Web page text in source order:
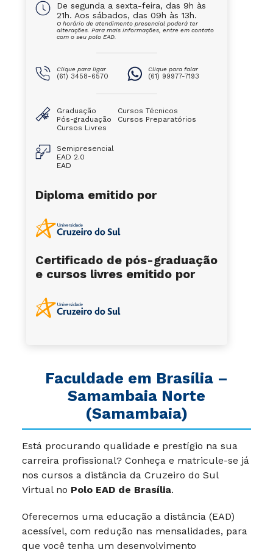
Faculdade em Brasília –
Samambaia Norte
(Samambaia)
Está procurando qualidade e prestígio na sua
carreira profissional? Conheça e matricule-se já
nos cursos a distância da Cruzeiro do Sul
Virtual no Polo EAD de Brasília.
Oferecemos uma educação a distância (EAD)
acessível, com redução nas mensalidades, para
que você tenha um desenvolvimento
De segunda a sexta-feira, das 9h às
21h. Aos sábados, das 09h às 13h.
O horário de atendimento presencial poderá ter
alterações. Para mais informações, entre em contato
com o seu polo EAD.
Clique para ligar
(61) 3458-6570
Clique para falar
(61) 99977-7193
Graduação
Pós-graduação
Cursos Livres
Cursos Técnicos
Cursos Preparatórios
Semipresencial
EAD 2.0
EAD
Diploma emitido por
Certificado de pós-graduação
e cursos livres emitido por